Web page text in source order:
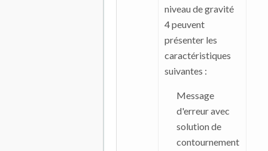
niveau de gravité
4 peuvent
présenter les
caractéristiques
suivantes :
Message
d'erreur avec
solution de
contournement